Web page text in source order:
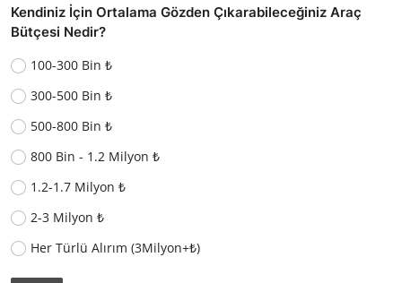
Kendiniz İçin Ortalama Gözden Çıkarabileceğiniz Araç
Bütçesi Nedir?
100-300 Bin ₺
300-500 Bin ₺
500-800 Bin ₺
800 Bin - 1.2 Milyon ₺
1.2-1.7 Milyon ₺
2-3 Milyon ₺
Her Türlü Alırım (3Milyon+₺)